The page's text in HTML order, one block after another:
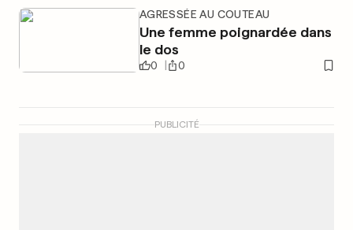
AGRESSÉE AU COUTEAU
Une femme poignardée dans
le dos
0 0
PUBLICITÉ